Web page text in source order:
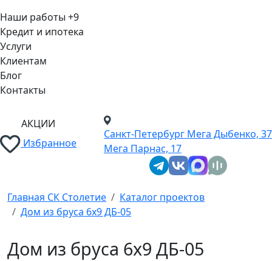
Наши работы +9
Кредит и ипотека
Услуги
Клиентам
Блог
Контакты
АКЦИИ
Избранное
Санкт-Петербург Мега Дыбенко, 37
Мега Парнас, 17
Главная СК Столетие
Каталог проектов
Дом из бруса 6x9 ДБ-05
Дом из бруса 6x9 ДБ-05